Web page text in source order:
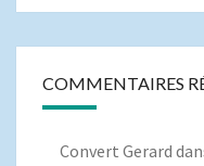
COMMENTAIRES
Convert Gerard